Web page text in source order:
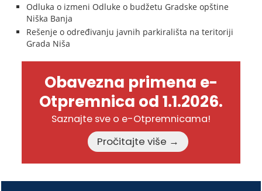
Odluka o izmeni Odluke o budžetu Gradske opštine
Niška Banja
Rešenje o određivanju javnih parkirališta na teritoriji
Grada Niša
Obavezna primena e-
Otpremnica od 1.1.2026.
Saznajte sve o e-Otpremnicama!
Pročitajte više →